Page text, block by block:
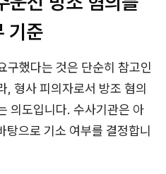
기준
구했다는 것은 단순히 참고인
, 형사 피의자로서 방조 혐의
의도입니다. 수사기관은 아
탕으로 기소 여부를 결정합니